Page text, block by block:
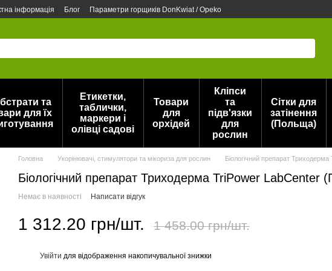
інформація Блог
Параметри горщиків DonKwiat / Opeko
та
для їх
Етикетки,
таблички,
маркери і
олівці садові
Товари
для
орхідей
Кліпси
та
підв'язки
для
рослин
Сітки для
затінення
(Польща)
Головна Укорінювачі, стимулятори та мікориза для рослин Біологічний препарат
Біологічний препарат Триходерма TriPower LabCenter
Немає в наявності Написати відгук
1 312.20 грн/шт. 1 458.00 грн/шт.
Увійти для відображення накопичувальної знижки